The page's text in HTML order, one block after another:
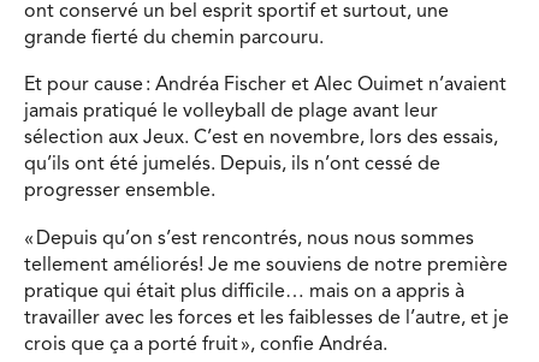
ont conservé un bel esprit sportif et surtout, une
grande fierté du chemin parcouru.
Et pour cause : Andréa Fischer et Alec Ouimet n’avaient
jamais pratiqué le volleyball de plage avant leur
sélection aux Jeux. C’est en novembre, lors des essais,
qu’ils ont été jumelés. Depuis, ils n’ont cessé de
progresser ensemble.
« Depuis qu’on s’est rencontrés, nous nous sommes
tellement améliorés! Je me souviens de notre première
pratique qui était plus difficile… mais on a appris à
travailler avec les forces et les faiblesses de l’autre, et je
crois que ça a porté fruit », confie Andréa.